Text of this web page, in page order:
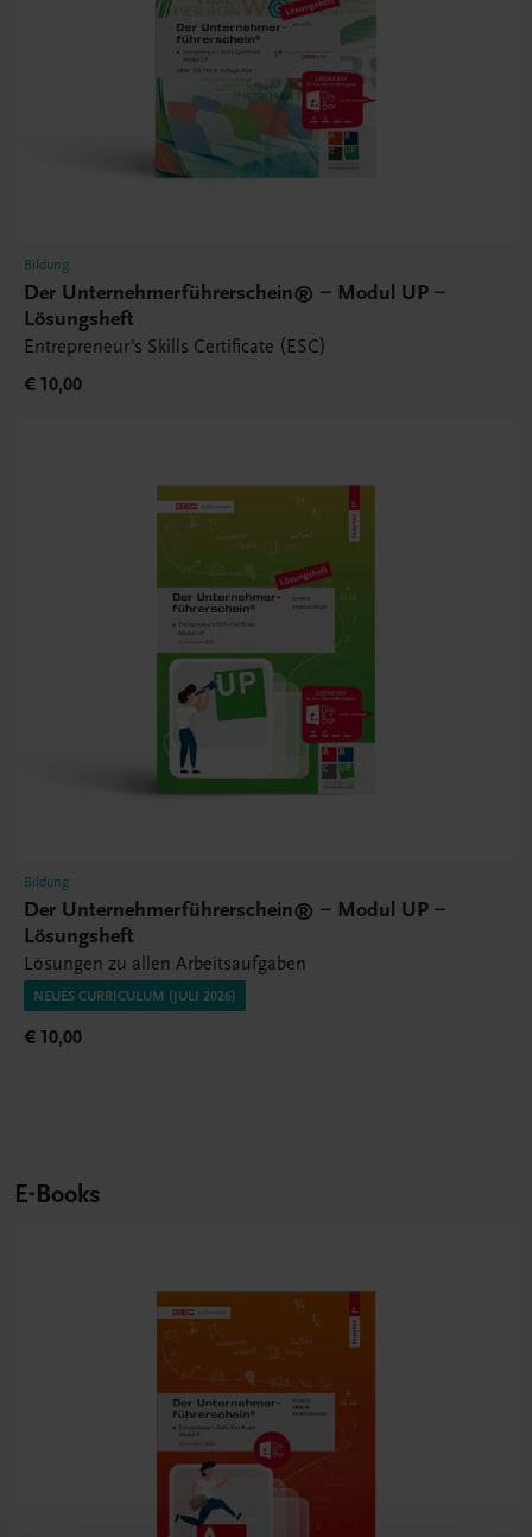
Bildung
Der Unternehmerführerschein® – Modul UP –
Lösungsheft
Entrepreneur's Skills Certificate (ESC)
€ 10,00
Bildung
Der Unternehmerführerschein® – Modul UP –
Lösungsheft
Lösungen zu allen Arbeitsaufgaben
NEUES CURRICULUM (JULI 2026)
€ 10,00
E-Books